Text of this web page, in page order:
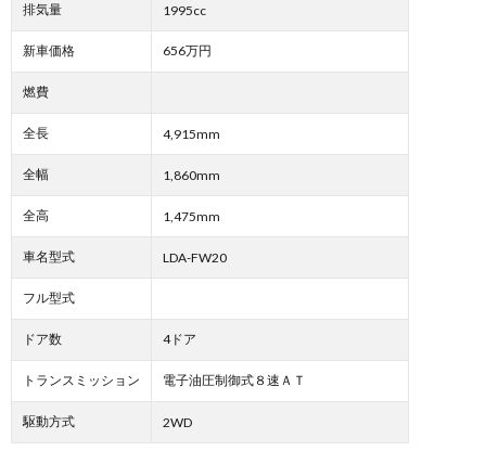
排気量 1995cc
新車価格 656万円
燃費
全長 4,915mm
全幅 1,860mm
全高 1,475mm
車名型式 LDA-FW20
フル型式
ドア数 4ドア
トランスミッション 電子油圧制御式８速ＡＴ
駆動方式 2WD